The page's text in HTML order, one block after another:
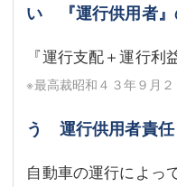
い 『運行供用者』
『運行支配＋運行
※最高裁昭和４３年９月２
う 運行供用者責任
自動車の運行によっ